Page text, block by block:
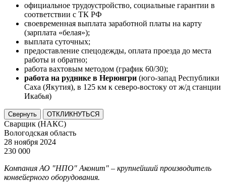
официальное трудоустройство, социальные гарантии в
соответствии с ТК РФ
своевременная выплата заработной платы на карту
(зарплата «белая»);
выплата суточных;
предоставление спецодежды, оплата проезда до места
работы и обратно;
работа вахтовым методом (график 60/30);
работа на руднике в Нерюнгри (юго-запад Республики
Саха (Якутия), в 125 км к северо-востоку от ж/д станции
Икабья)
Свернуть ОТКЛИКНУТЬСЯ
Сварщик (НАКС)
Вологодская область
28 ноября 2024
230 000
Компания АО "НПО" Аконит" – крупнейший производитель
конвейерного оборудования.